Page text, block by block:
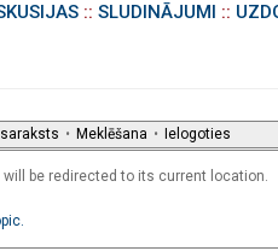
:: SLUDINĀJUMI ::
• Meklēšana • Ielogoties
be redirected to its current location.